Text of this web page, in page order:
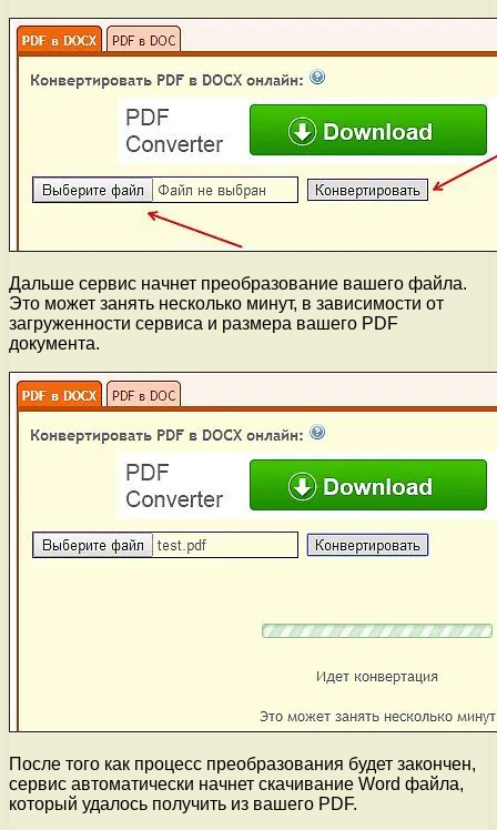
Дальше сервис начнет преобразование вашего файла.
Это может занять несколько минут, в зависимости от
загруженности сервиса и размера вашего PDF
документа.
После того как процесс преобразования будет закончен,
сервис автоматически начнет скачивание Word файла,
который удалось получить из вашего PDF.